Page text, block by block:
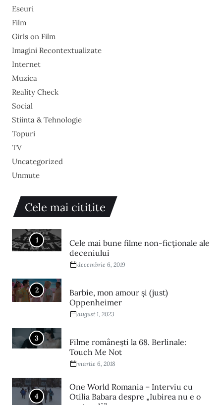
Eseuri
Film
Girls on Film
Imagini Recontextualizate
Internet
Muzica
Reality Check
Social
Stiinta & Tehnologie
Topuri
TV
Uncategorized
Unmute
Cele mai cititite
1
Cele mai bune filme non-ficționale ale
deceniului
decembrie 6, 2019
2
Barbie, mon amour și (just)
Oppenheimer
august 1, 2023
3
Filme româneşti la 68. Berlinale:
Touch Me Not
martie 6, 2018
4
One World Romania – Interviu cu
Otilia Babara despre „Iubirea nu e o